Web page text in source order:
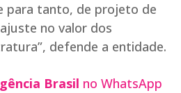
para tanto, de projeto de
no valor dos
defende a entidade.
Brasil no WhatsApp